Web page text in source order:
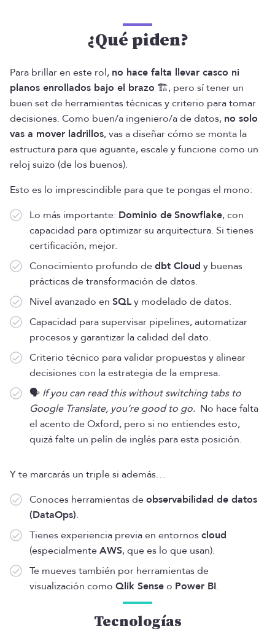
¿Qué piden?
Para brillar en este rol, no hace falta llevar casco ni
planos enrollados bajo el brazo 🏗️, pero sí tener un
buen set de herramientas técnicas y criterio para tomar
decisiones. Como buen/a ingeniero/a de datos, no solo
vas a mover ladrillos, vas a diseñar cómo se monta la
estructura para que aguante, escale y funcione como un
reloj suizo (de los buenos).
Esto es lo imprescindible para que te pongas el mono:
Lo más importante: Dominio deSnowflake, con
capacidad para optimizar su arquitectura. Si tienes
certificación, mejor.
Conocimiento profundo dedbt Cloud y buenas
prácticas de transformación de datos.
Nivel avanzado en SQLy modelado de datos.
Capacidad para supervisar pipelines, automatizar
procesos y garantizar la calidad del dato.
Criterio técnico para validar propuestas y alinear
decisiones con la estrategia de la empresa.
🗣️ If you can read this without switching tabs to
Google Translate, you’re good to go. No hace falta
el acento de Oxford, pero si no entiendes esto,
quizá falte un pelín de inglés para esta posición.
Y te marcarás un triple si además…
Conoces herramientas deobservabilidad de datos
(DataOps).
Tienes experiencia previa en entornoscloud
(especialmenteAWS, que es lo que usan).
Te mueves también por herramientas de
visualización como Qlik Senseo Power BI.
Tecnologías